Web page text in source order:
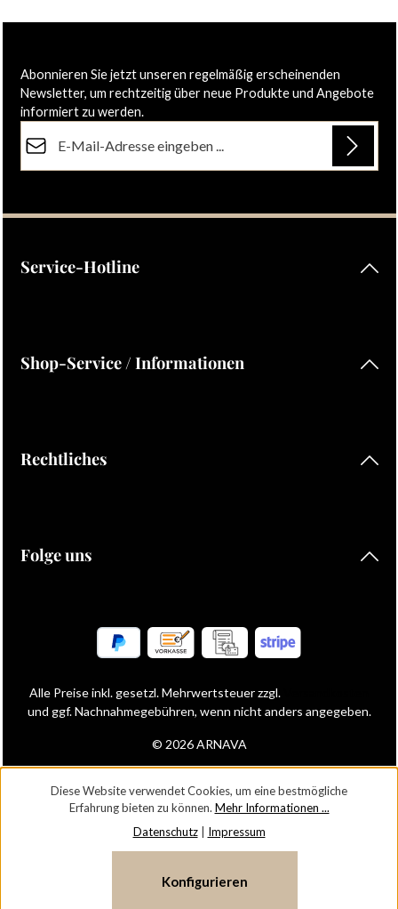
Abonnieren Sie jetzt unseren regelmäßig erscheinenden
Newsletter, um rechtzeitig über neue Produkte und Angebote
informiert zu werden.
Ich habe dieDatenschutzbestimmungenzur Kenntnis
Service-Hotline
Shop-Service / Informationen
Rechtliches
Folge uns
© 2026 ARNAVA
Alle Preise inkl. gesetzl. Mehrwertsteuer zzgl.
und ggf. Nachnahmegebühren, wenn nicht anders angegeben.
Diese Website verwendet Cookies, um eine bestmögliche
Erfahrung bieten zu können. Mehr Informationen ...
Datenschutz| Impressum
Konfigurieren